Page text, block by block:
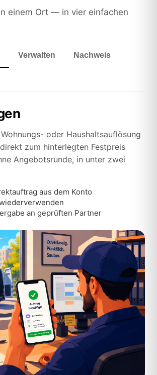
einem Ort — in vier einfachen
Verwalten Nachweis
oder Haushaltsauflösung
zum hinterlegten Festpreis
Angebotsrunde, in unter zwei
aus dem Konto
an geprüften Partner